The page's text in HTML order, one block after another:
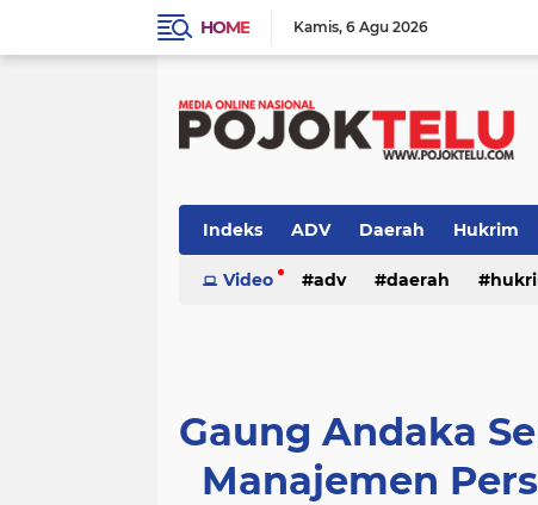
HOME Kamis 6 Agu 2026
Indeks ADV Daerah Hukrim
Sidoarjo TNI - POLRI TNI-POLRI
Video adv daerah
Gaung Andaka
Manajemen